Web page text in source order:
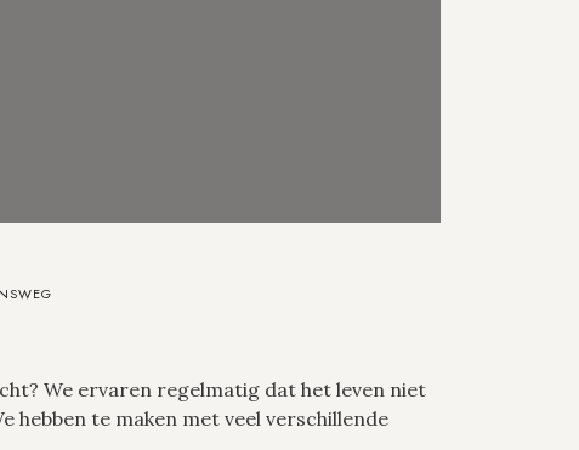
We ervaren regelmatig dat het leven niet
hebben te maken met veel verschillende